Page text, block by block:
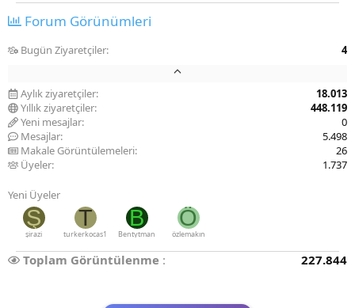
Forum Görünümleri
Bugün Ziyaretçiler 4
Aylık ziyaretçiler
18.013
Yıllık ziyaretçiler
448.119
Yeni mesajlar
0
Mesajlar
5.498
Makale Görüntülemeleri
26
Üyeler
1.737
Yeni Üyeler
Ş
şirazi
T
turkerkocas1
B
Bentytman
Ö
özlemakın
Toplam Görüntülenme 227.844